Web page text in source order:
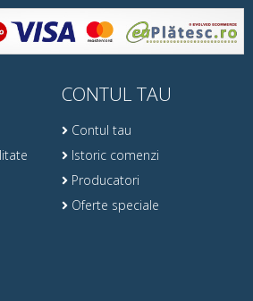
CONTUL TAU
Contul tau
Istoric comenzi
Producatori
Oferte speciale